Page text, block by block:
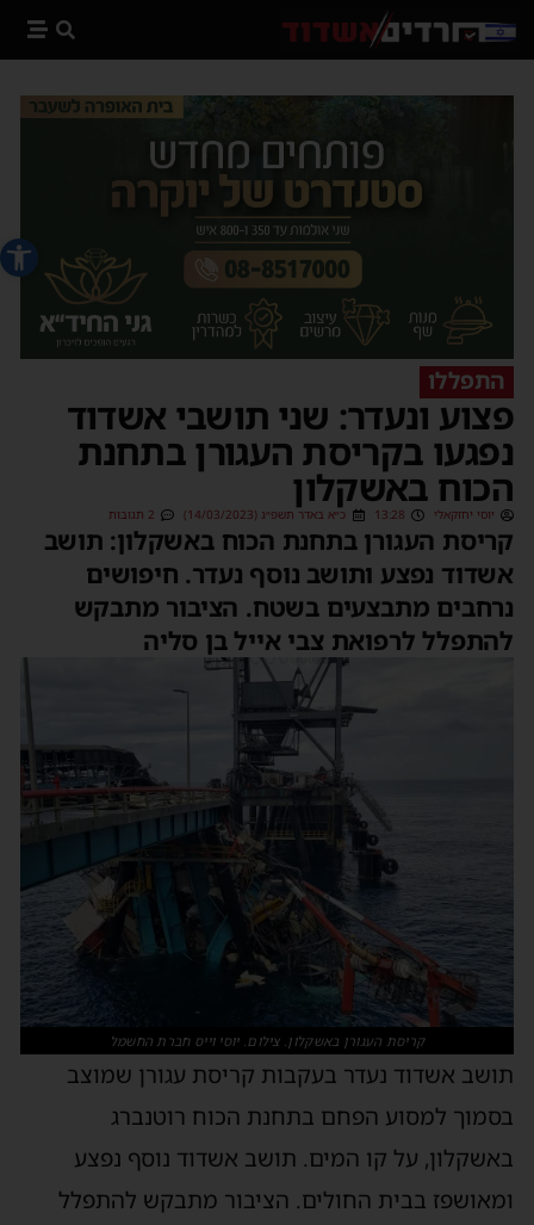
פתח
התפללו
פצוע ונעדר: שני תושבי אשדוד
נפגעו בקריסת העגורן בתחנת
הכוח באשקלון
יוסי יחזקאלי 13:28 כ״א באדר תשפ״ג (14/03/2023) 2 תגובות
קריסת העגורן בתחנת הכוח באשקלון: תושב
אשדוד נפצע ותושב נוסף נעדר. חיפושים
נרחבים מתבצעים בשטח. הציבור מתבקש
להתפלל לרפואת צבי אייל בן סליה
קריסת העגורן באשקלון. צילום. יוסי וייס חברת החשמל
תושב אשדוד נעדר בעקבות קריסת עגורן שמוצב
בסמוך למסוע הפחם בתחנת הכוח רוטנברג
באשקלון, על קו המים. תושב אשדוד נוסף נפצע
ומאושפז בבית החולים. הציבור מתבקש להתפלל